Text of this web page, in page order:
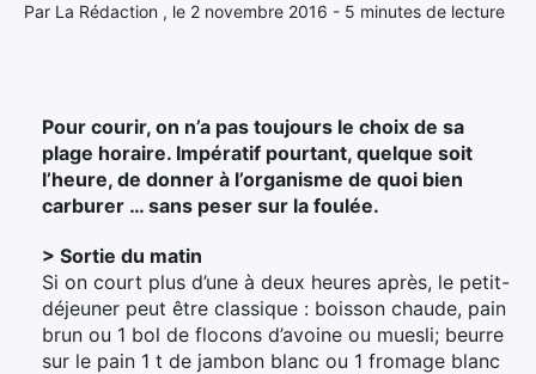
Par La Rédaction , le 2 novembre 2016 - 5 minutes de lecture
Pour courir, on n’a pas toujours le choix de sa
plage horaire. Impératif pourtant, quelque soit
l’heure, de donner à l’organisme de quoi bien
carburer … sans peser sur la foulée.
> Sortie du matin
Si on court plus d’une à deux heures après, le petit-
déjeuner peut être classique : boisson chaude, pain
brun ou 1 bol de flocons d’avoine ou muesli; beurre
sur le pain 1 t de jambon blanc ou 1 fromage blanc